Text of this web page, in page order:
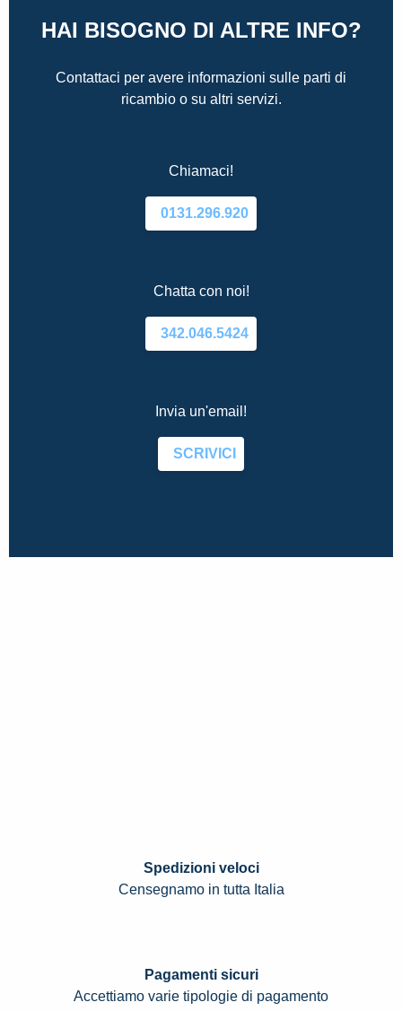
HAI BISOGNO DI ALTRE INFO?
Contattaci per avere informazioni sulle parti di
ricambio o su altri servizi.
Chiamaci!
0131.296.920
Chatta con noi!
342.046.5424
Invia un'email!
SCRIVICI
Spedizioni veloci
Censegnamo in tutta Italia
Pagamenti sicuri
Accettiamo varie tipologie di pagamento